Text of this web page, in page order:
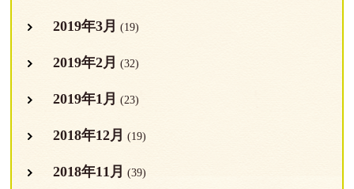
2019年3月 (19)
2019年2月 (32)
2019年1月 (23)
2018年12月 (19)
2018年11月 (39)